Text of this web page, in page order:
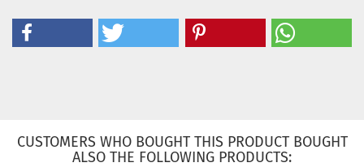
CUSTOMERS WHO BOUGHT THIS PRODUCT BOUGHT
ALSO THE FOLLOWING PRODUCTS: